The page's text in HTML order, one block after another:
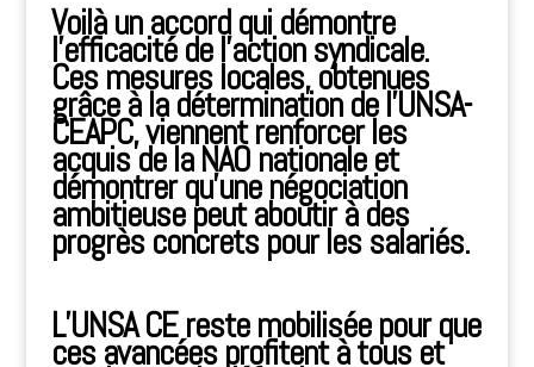
Voilà un accord qui démontre
l’efficacité de l’action syndicale.
Ces mesures locales, obtenues
grâce à la détermination de l’UNSA-
CEAPC, viennent renforcer les
acquis de la NAO nationale et
démontrer qu’une négociation
ambitieuse peut aboutir à des
progrès concrets pour les salariés.
L’UNSA CE reste mobilisée pour que
ces avancées profitent à tous et